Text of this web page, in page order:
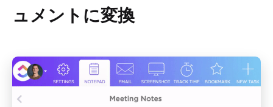
ュメントに変換